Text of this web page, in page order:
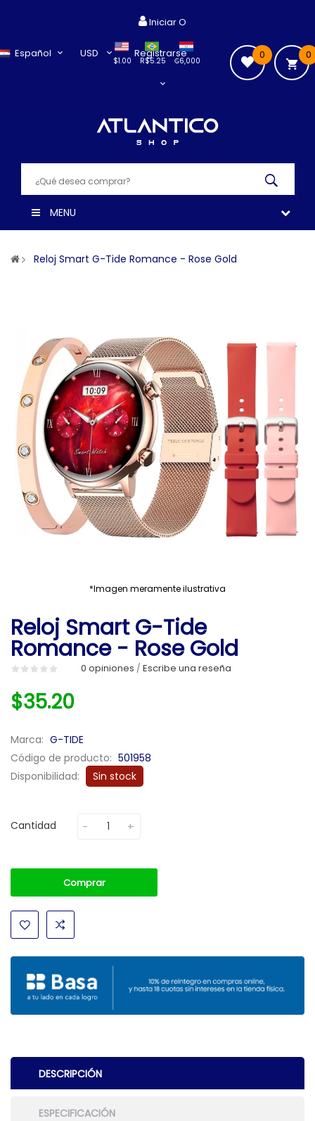
Español USD
$1.00 ₲6,000
R$5.25
Iniciar O
Registrarse 0
0
MENU
Reloj Smart G-Tide Romance - Rose Gold
*Imagen meramente ilustrativa
Reloj Smart G-Tide
Romance - Rose Gold
0 opiniones / Escribe una reseña
$35.20
Marca: G-TIDE
Código de producto: 501958
Disponibilidad:
Sin stock
Cantidad
Comprar
DESCRIPCIÓN
ESPECIFICACIÓN